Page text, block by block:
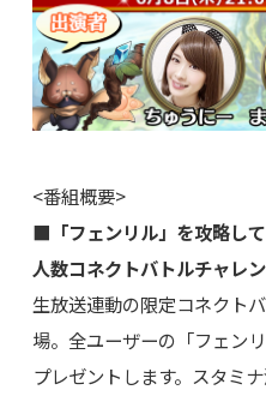
<番組概要>
■「フェンリル」を攻略し
人数コネクトバトルチャレン
生放送連動の限定コネクト
場。全ユーザーの「フェン
プレゼントします。スタミ